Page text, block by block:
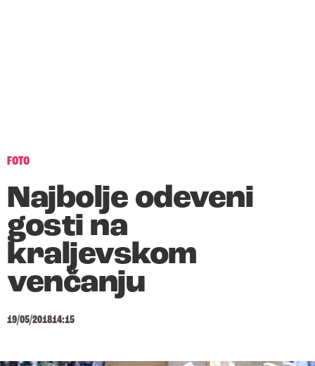
FOTO
Najbolje odeveni
gosti na
kraljevskom
venčanju
19/05/201814:15